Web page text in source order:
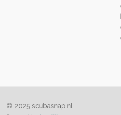
© 2025 scubasnap.nl